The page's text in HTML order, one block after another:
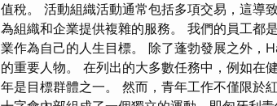
值稅。 活動組織活動通常包括多項交易，這導
為組織和企業提供複雜的服務。 我們的員工都
業作為自己的人生目標。 除了蓬勃發展之外，
的重要人物。 在列出的大多數任務中，例如在
年是目標群體之一。 然而，青年工作不僅限於